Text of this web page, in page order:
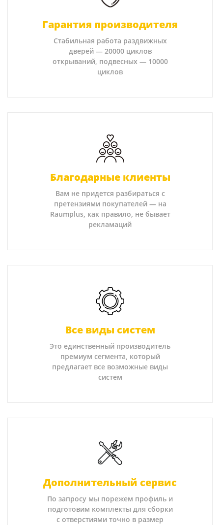
Гарантия производителя
Стабильная работа раздвижных
дверей — 20000 циклов
открываний, подвесных — 10000
циклов
Благодарные клиенты
Вам не придется разбираться с
претензиями покупателей — на
Raumplus, как правило, не бывает
рекламаций
Все виды систем
Это единственный производитель
премиум сегмента, который
предлагает все возможные виды
систем
Дополнительный сервис
По запросу мы порежем профиль и
подготовим комплекты для сборки
с отверстиями точно в размер